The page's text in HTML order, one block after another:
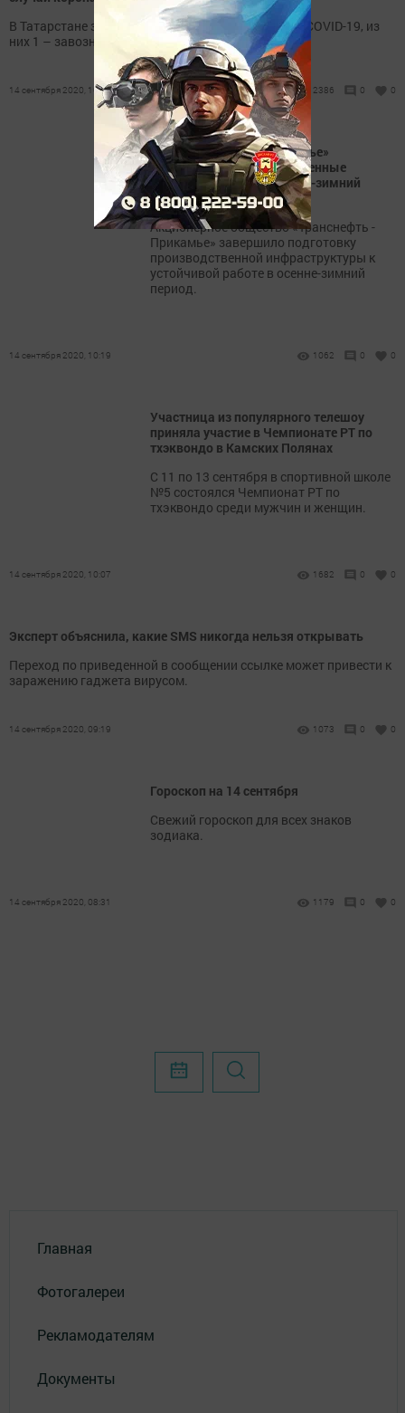
В Татарстане зарегистрировано 23 новых случая COVID-19, из
них 1 – завозной, 22 – контактные.
14 сентября 2020, 10:54 2386 0 0
АО «Транснефть – Прикамье»
подготовило производственные
объекты к работе в осенне-зимний
период
Акционерное общество «Транснефть -
Прикамье» завершило подготовку
производственной инфраструктуры к
устойчивой работе в осенне-зимний
период.
14 сентября 2020, 10:19 1062 0 0
Участница из популярного телешоу
приняла участие в Чемпионате РТ по
тхэквондо в Камских Полянах
С 11 по 13 сентября в спортивной школе
№5 состоялся Чемпионат РТ по
тхэквондо среди мужчин и женщин.
14 сентября 2020, 10:07 1682 0 0
Эксперт объяснила, какие SMS никогда нельзя открывать
Переход по приведенной в сообщении ссылке может привести к
заражению гаджета вирусом.
14 сентября 2020, 09:19 1073 0 0
Гороскоп на 14 сентября
Свежий гороскоп для всех знаков
зодиака.
14 сентября 2020, 08:31 1179 0 0
Главная
Фотогалереи
Рекламодателям
Документы